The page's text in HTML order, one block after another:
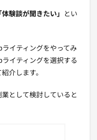
体験談が聞きたい」
とい
イティングをやってみ
イティングを選択する
介します。
として検討していると